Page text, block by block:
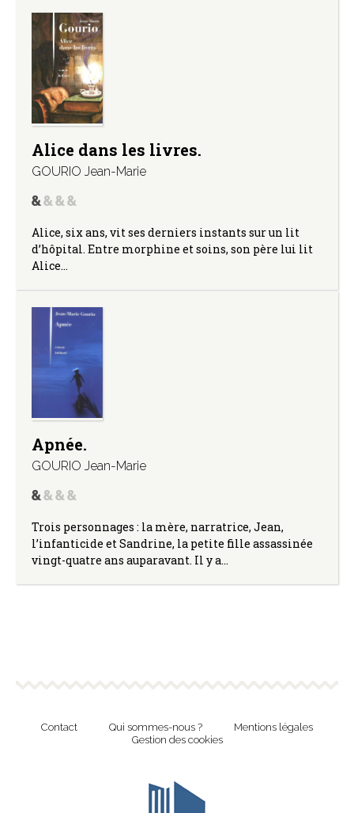
Alice dans les livres.
GOURIO Jean-Marie
Alice, six ans, vit ses derniers instants sur un lit
d’hôpital. Entre morphine et soins, son père lui lit
Alice…
Apnée.
GOURIO Jean-Marie
Trois personnages : la mère, narratrice, Jean,
l’infanticide et Sandrine, la petite fille assassinée
vingt-quatre ans auparavant. Il y a…
Contact Qui sommes-nous ?
Mentions légales
Gestion des cookies